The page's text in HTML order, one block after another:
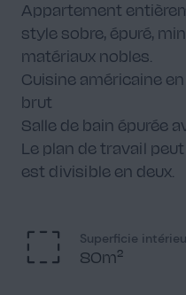
Bureau 4
Balcon 1
Appartement
style sobre, épuré,
matériaux nobles.
Cuisine américaine
brut
Salle de bain épurée
Le plan de travail
est divisible en deux.
Superficie
80m²